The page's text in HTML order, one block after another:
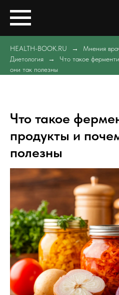
HEALTH-BOOK.RU
Мнения
Диетология
Что такое
они так полезны
Что такое
продукты и
полезны